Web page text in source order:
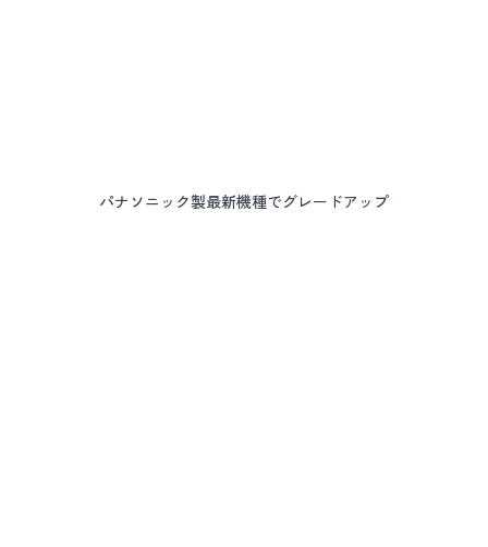
パナソニック製最新機種でグレードアップ